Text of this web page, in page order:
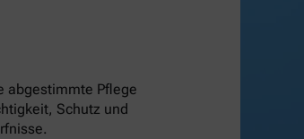
abgestimmte Pflege
Schutz und